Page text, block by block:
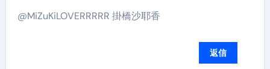
@MiZuKiLOVERRRRR 掛橋沙耶香
返信